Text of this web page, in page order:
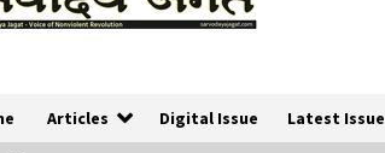
Articles Digital Issue Latest Issue